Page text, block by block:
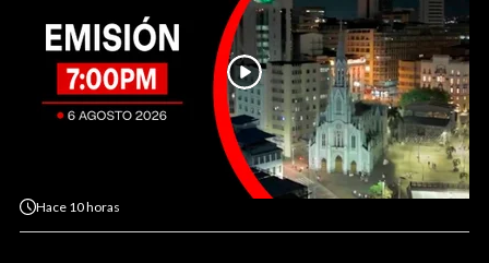
Hace 10 horas